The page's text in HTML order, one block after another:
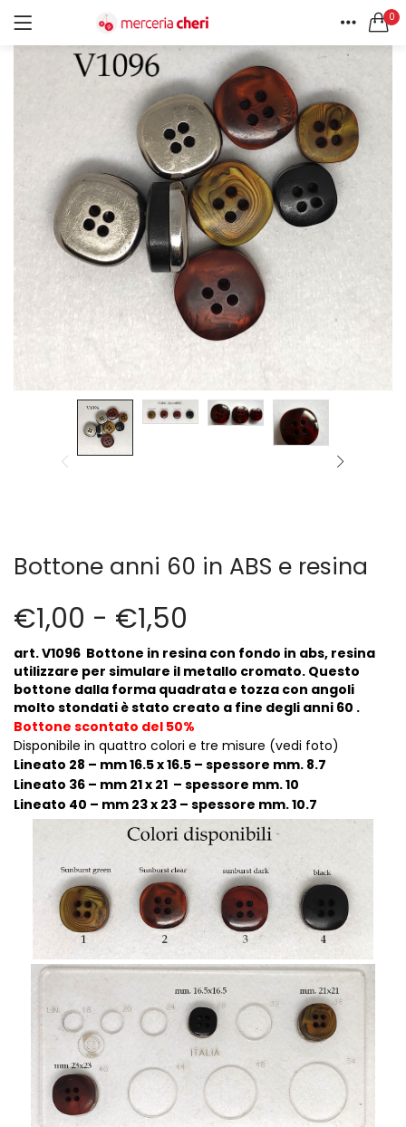
0
ACCOUNT
ACCEDI REGISTRATI
Ricordami
Password dimenticata?
Accessori Design (56)
Accessori merceria (94)
Cesti portalavoro (8)
Aghi e spilli (24)
Applicazioni (26)
Borse (6)
Bottoni Vintage (204)
Lotti di Bottoni vintage (27)
Bottoni/alamari/automatici (46)
Alamari (5)
Calze collant donna (24)
Cappelli (16)
Cerniere lampo / Zip/Fibbie (27)
Elastici (10)
Filati (32)
LANA (27)
Minuterie (58)
Nastri, fettucce, cordoni, (49)
Pizzi (11)
Prodotti per la sartoria (34)
Ricamo (119)
Quadri Mezzo Punto (92)
Canovacci Completi di Filati e Ago (24)
Sciarpe (8)
Set di Bottoni Vintage (77)
Swarovski (2)
Vintage (165)
Bottone anni 60 in ABS e resina
€1,00 - €1,50
art. V1096 Bottone in resina con fondo in abs, resina
utilizzare per simulare il metallo cromato. Questo
bottone dalla forma quadrata e tozza con angoli
molto stondati èstato creato a fine degli anni 60 .
Bottone scontato del 50%
Disponibile in quattro colori e tre misure (vedi foto)
Lineato 28 – mm 16.5 x 16.5 – spessore mm. 8.7
Lineato 36 – mm 21 x 21 – spessore mm. 10
Lineato 40 – mm 23 x 23 – spessore mm. 10.7